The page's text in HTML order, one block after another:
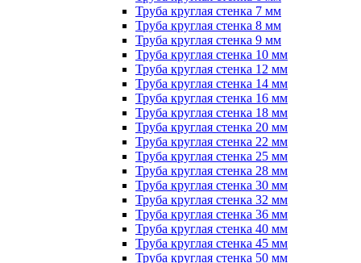
Труба круглая стенка 7 мм
Труба круглая стенка 8 мм
Труба круглая стенка 9 мм
Труба круглая стенка 10 мм
Труба круглая стенка 12 мм
Труба круглая стенка 14 мм
Труба круглая стенка 16 мм
Труба круглая стенка 18 мм
Труба круглая стенка 20 мм
Труба круглая стенка 22 мм
Труба круглая стенка 25 мм
Труба круглая стенка 28 мм
Труба круглая стенка 30 мм
Труба круглая стенка 32 мм
Труба круглая стенка 36 мм
Труба круглая стенка 40 мм
Труба круглая стенка 45 мм
Труба круглая стенка 50 мм